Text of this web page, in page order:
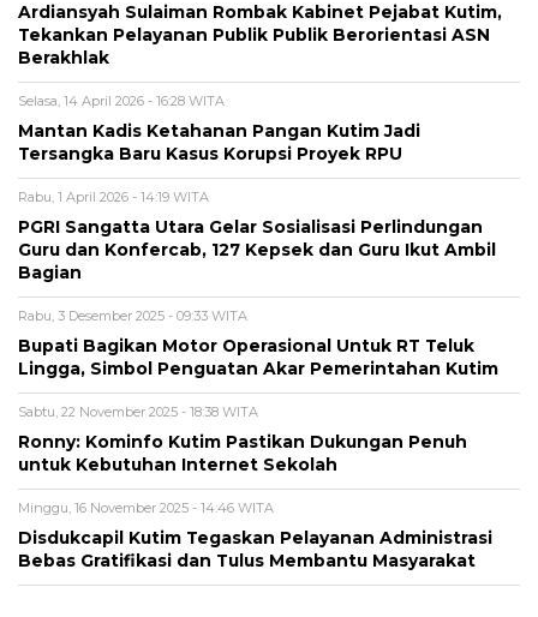
Ardiansyah Sulaiman Rombak Kabinet Pejabat Kutim,
Tekankan Pelayanan Publik Publik Berorientasi ASN
Berakhlak
Selasa, 14 April 2026 - 16:28 WITA
Mantan Kadis Ketahanan Pangan Kutim Jadi
Tersangka Baru Kasus Korupsi Proyek RPU
Rabu, 1 April 2026 - 14:19 WITA
PGRI Sangatta Utara Gelar Sosialisasi Perlindungan
Guru dan Konfercab, 127 Kepsek dan Guru Ikut Ambil
Bagian
Rabu, 3 Desember 2025 - 09:33 WITA
Bupati Bagikan Motor Operasional Untuk RT Teluk
Lingga, Simbol Penguatan Akar Pemerintahan Kutim
Sabtu, 22 November 2025 - 18:38 WITA
Ronny: Kominfo Kutim Pastikan Dukungan Penuh
untuk Kebutuhan Internet Sekolah
Minggu, 16 November 2025 - 14:46 WITA
Disdukcapil Kutim Tegaskan Pelayanan Administrasi
Bebas Gratifikasi dan Tulus Membantu Masyarakat